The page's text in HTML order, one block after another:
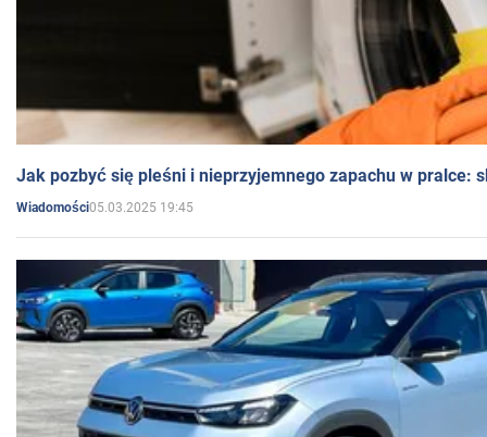
Jak pozbyć się pleśni i nieprzyjemnego zapachu w pralce:
Wiadomości05.03.2025 19:45